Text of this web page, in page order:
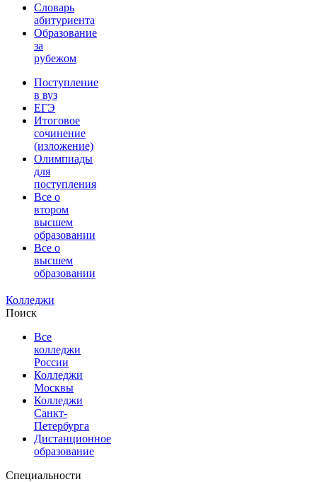
Словарь
абитуриента
Образование
за
рубежом
Поступление
в вуз
ЕГЭ
Итоговое
сочинение
(изложение)
Олимпиады
для
поступления
Все о
втором
высшем
образовании
Все о
высшем
образовании
Колледжи
Поиск
Все
колледжи
России
Колледжи
Москвы
Колледжи
Санкт-
Петербурга
Дистанционное
образование
Специальности